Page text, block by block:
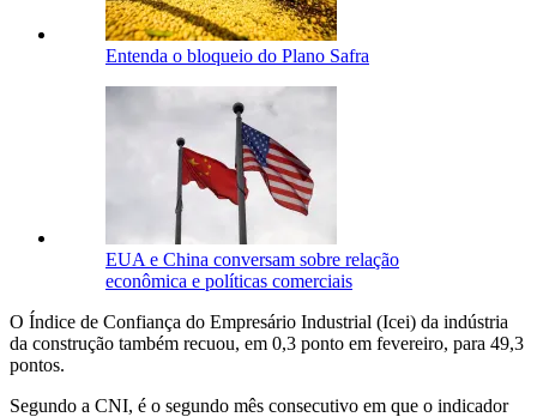
Entenda o bloqueio do Plano Safra
EUA e China conversam sobre relação
econômica e políticas comerciais
O Índice de Confiança do Empresário Industrial (Icei) da indústria
da construção também recuou, em 0,3 ponto em fevereiro, para 49,3
pontos.
Segundo a CNI, é o segundo mês consecutivo em que o indicador